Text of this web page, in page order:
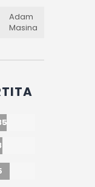
Adam
Masina